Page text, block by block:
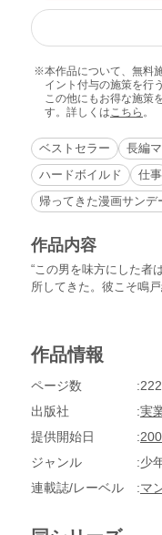
本作品について、無料
イント付与の施策を行
この他にもお得な施策
す。詳しくは こちら 。
ベストセラー 長編
ハードボイルド
仕事
帰ってきた漫画サンデ
作品内容
“この男を味方にした者
所してきた。彼こそ鳴
うまくあやつられ、
作品情報
ページ数
出版社
実
提供開始日
ジャンル
少
連載誌/レーベル
マ